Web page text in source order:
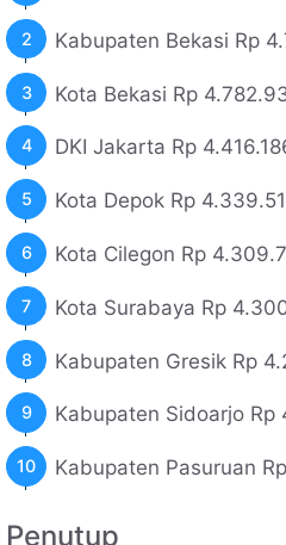
Kabupaten Bekasi Rp
Kota Bekasi Rp
DKI Jakarta Rp
Kota Depok Rp
Kota Cilegon Rp
Kota Surabaya Rp
Kabupaten Gresik Rp
Kabupaten Sidoarjo Rp
Kabupaten Pasuruan
Penutup